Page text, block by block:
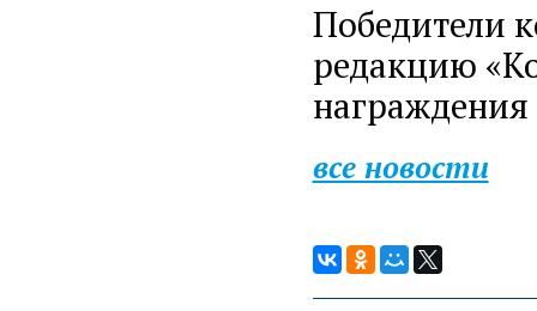
Победители
редакцию
все новости